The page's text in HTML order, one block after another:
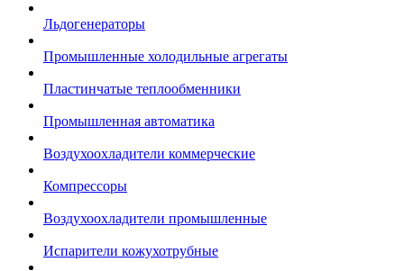
Льдогенераторы
Промышленные холодильные агрегаты
Пластинчатые теплообменники
Промышленная автоматика
Воздухоохладители коммерческие
Компрессоры
Воздухоохладители промышленные
Испарители кожухотрубные